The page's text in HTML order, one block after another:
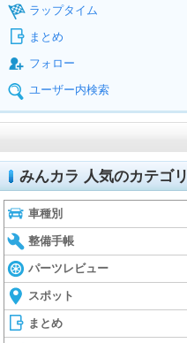
ラップタイム
まとめ
フォロー
ユーザー内検索
みんカラ 人気のカテゴリ
車種別
整備手帳
パーツレビュー
スポット
まとめ